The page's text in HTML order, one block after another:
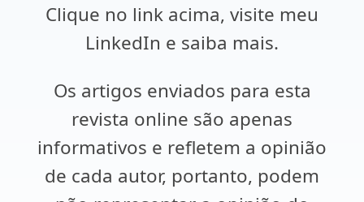
Clique no link acima, visite meu
LinkedIn e saiba mais.
Os artigos enviados para esta
revista online são apenas
informativos e refletem a opinião
de cada autor, portanto, podem